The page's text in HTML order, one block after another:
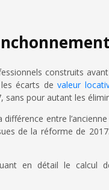
construits
écarts devaleur
sans pour autant les
entre
de la réforme de
en détail le calcul